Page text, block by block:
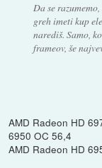
Da se
greh imeti kup
narediš. Samo,
frameov, še
AMD Radeon HD
6950 OC 56,4
AMD Radeon HD